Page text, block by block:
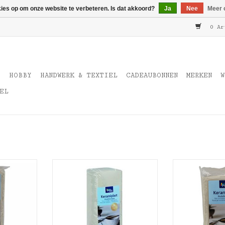
0
HOBBY HANDWERK & TEXTIEL CADEAUBONNEN MERKEN
2500gr
op om onze website te verbeteren. Is dat akkoord? Ja Nee Meer